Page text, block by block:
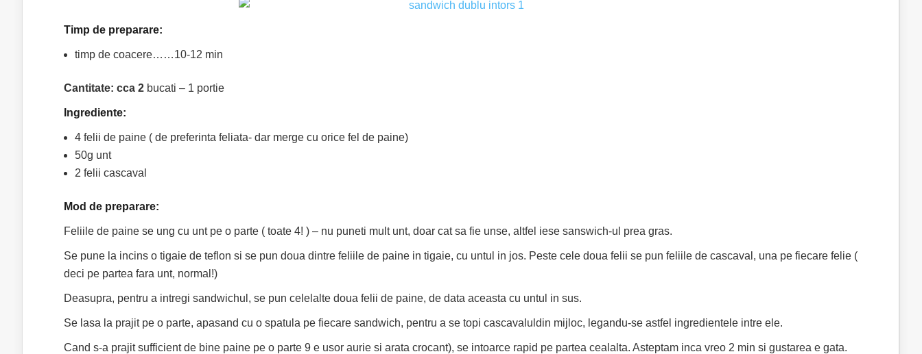
Timp de preparare:
timp de coacere……10-12 min
Cantitate: cca 2 bucati – 1 portie
Ingrediente:
4 felii de paine ( de preferinta feliata- dar merge cu orice fel de paine)
50g unt
2 felii cascaval
Mod de preparare:
Feliile de paine se ung cu unt pe o parte ( toate 4! ) – nu puneti mult unt, doar cat sa fie unse, altfel iese sanswich-ul prea gras.
Se pune la incins o tigaie de teflon si se pun doua dintre feliile de paine in tigaie, cu untul in jos. Peste cele doua felii se pun feliile de cascaval, una pe fiecare felie (
deci pe partea fara unt, normal!)
Deasupra, pentru a intregi sandwichul, se pun celelalte doua felii de paine, de data aceasta cu untul in sus.
Se lasa la prajit pe o parte, apasand cu o spatula pe fiecare sandwich, pentru a se topi cascavaluldin mijloc, legandu-se astfel ingredientele intre ele.
Cand s-a prajit sufficient de bine paine pe o parte 9 e usor aurie si arata crocant), se intoarce rapid pe partea cealalta. Asteptam inca vreo 2 min si gustarea e gata.